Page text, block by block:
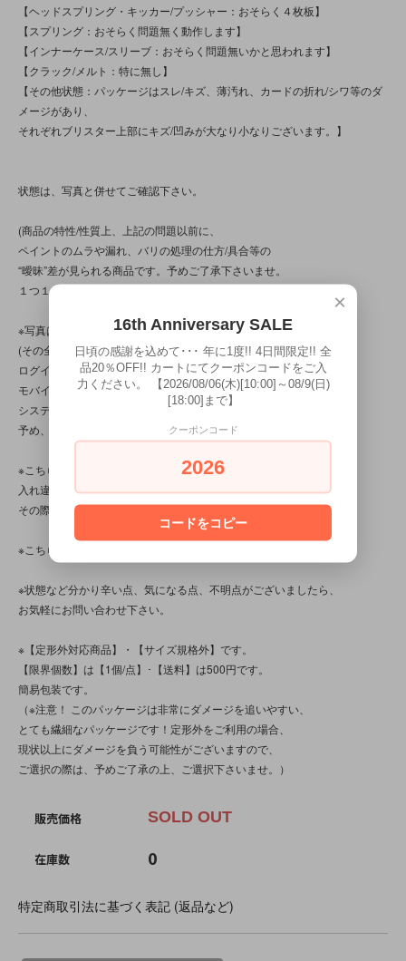
【ヘッドスプリング・キッカー/プッシャー：おそらく４枚板】
【スプリング：おそらく問題無く動作します】
【インナーケース/スリーブ：おそらく問題無いかと思われます】
【クラック/メルト：特に無し】
【その他状態：パッケージはスレ/キズ、薄汚れ、カードの折れ/シワ等のダ
メージがあり、
それぞれブリスター上部にキズ/凹みが大なり小なりございます。】
状態は、写真と併せてご確認下さい。
(商品の特性/性質上、上記の問題以前に、
ペイントのムラや漏れ、バリの処理の仕方/具合等の
“曖昧”差が見られる商品です。予めご了承下さいませ。
１つ１つの状態は、写真でご確認下さいませ。)
※写真は全１１枚分ございます。
(その全てを見るには、ＰＣかスマートフォンから
ログインして下さい。
モバイルショップから見た場合(いわゆるガラケー)、
システム上の問題で、３枚以上は確認出来ません。
予め、ご了承下さいませ。)
※こちらの商品は店頭でも販売しています。
入れ違いで完売してしまう場合がございます。
その際はご容赦下さいませ。
※こちらの商品は、中古・ヴィンテージ品です。
※状態など分かり辛い点、気になる点、不明点がございましたら、
お気軽にお問い合わせ下さい。
※【定形外対応商品】・【サイズ規格外】です。
【限界個数】は【1個/点】･【送料】は500円です。
簡易包装です。
（※注意！ このパッケージは非常にダメージを追いやすい、
とても繊細なパッケージです！定形外をご利用の場合、
現状以上にダメージを負う可能性がございますので、
ご選択の際は、予めご了承の上、ご選択下さいませ。）
販売価格 SOLD OUT
在庫数 0
特定商取引法に基づく表記 (返品など)
×
16th Anniversary SALE
日頃の感謝を込めて･･･ 年に1度!! 4日間限定!! 全
品20％OFF!! カートにてクーポンコードをご入
力ください。 【2026/08/06(木)[10:00]～08/9(日)
[18:00]まで】
クーポンコード
2026
コードをコピー